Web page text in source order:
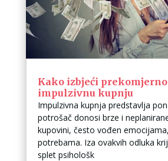
Kako izbjeći
impulzivnu kupnju
Impulzivna kupnja predstavlja
potrošač donosi brze i
kupovini, često vođen
potrebama. Iza ovakvih odluka
splet psihološk